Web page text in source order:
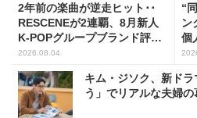
2年前の楽曲が逆走ヒット･･
RESCENEが2連覇、8月新人
K-POPグループブランド評判
トップ5
2026.08.04
“
ン
個
キム・ジソク、新ド
う」でリアルな夫婦の